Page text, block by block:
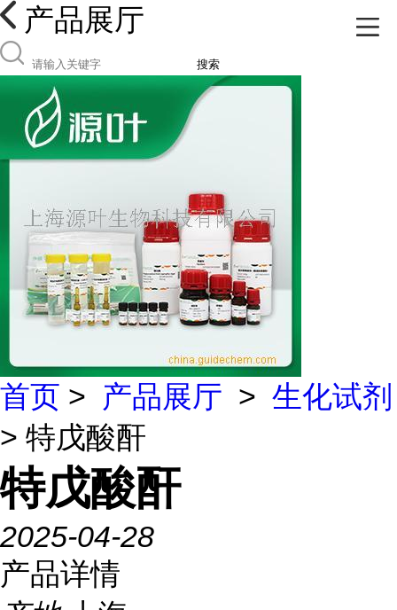
产品展厅
搜索
首页 > 产品展厅 > 生化试剂
> 特戊酸酐
特戊酸酐
2025-04-28
产品详情